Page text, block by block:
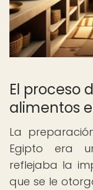
El proceso
alimentos
La
Egipto era
reflejaba la
que se le